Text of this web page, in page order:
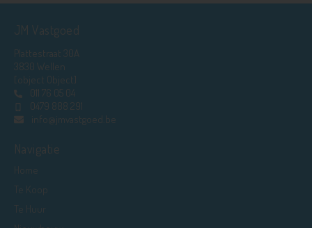
JM Vastgoed
Plattestraat 30A
3830 Wellen
[object Object]
011 76 05 04
0479 888 291
info@jmvastgoed.be
Navigatie
Te Koop
Te Huur